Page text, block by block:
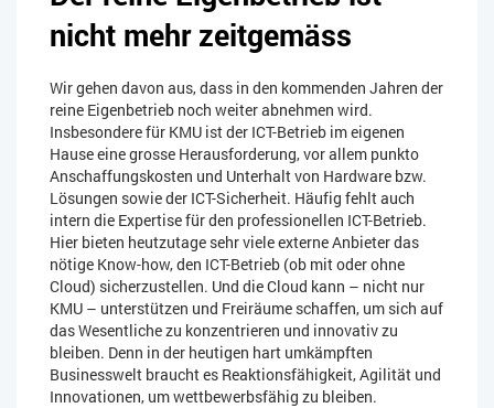
nicht mehr zeitgemäss
Wir gehen davon aus, dass in den kommenden Jahren der
reine Eigenbetrieb noch weiter abnehmen wird.
Insbesondere für KMU ist der ICT-Betrieb im eigenen
Hause eine grosse Herausforderung, vor allem punkto
Anschaffungskosten und Unterhalt von Hardware bzw.
Lösungen sowie der ICT-Sicherheit. Häufig fehlt auch
intern die Expertise für den professionellen ICT-Betrieb.
Hier bieten heutzutage sehr viele externe Anbieter das
nötige Know-how, den ICT-Betrieb (ob mit oder ohne
Cloud) sicherzustellen. Und die Cloud kann – nicht nur
KMU – unterstützen und Freiräume schaffen, um sich auf
das Wesentliche zu konzentrieren und innovativ zu
bleiben. Denn in der heutigen hart umkämpften
Businesswelt braucht es Reaktionsfähigkeit, Agilität und
Innovationen, um wettbewerbsfähig zu bleiben.